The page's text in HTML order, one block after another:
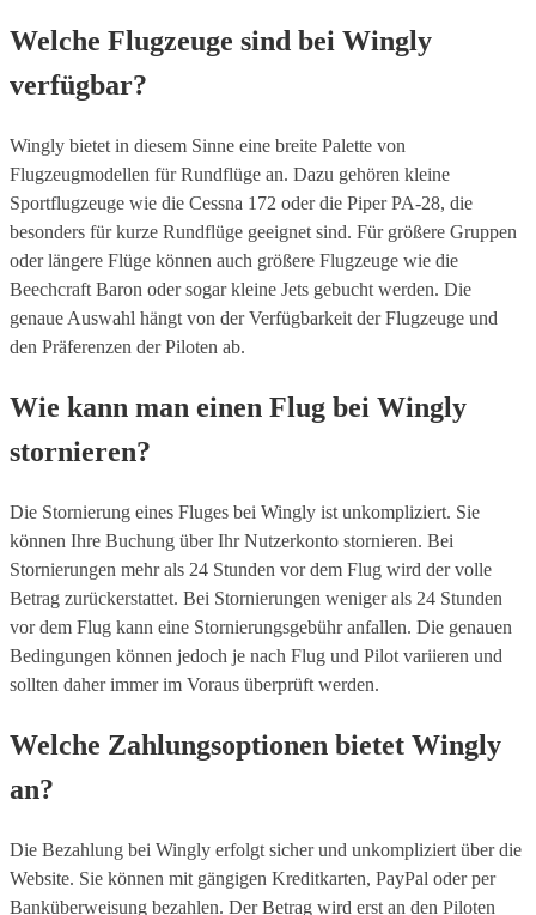
Welche Flugzeuge sind bei Wingly
verfügbar?
Wingly bietet in diesem Sinne eine breite Palette von
Flugzeugmodellen für Rundflüge an. Dazu gehören kleine
Sportflugzeuge wie die Cessna 172 oder die Piper PA-28, die
besonders für kurze Rundflüge geeignet sind. Für größere Gruppen
oder längere Flüge können auch größere Flugzeuge wie die
Beechcraft Baron oder sogar kleine Jets gebucht werden. Die
genaue Auswahl hängt von der Verfügbarkeit der Flugzeuge und
den Präferenzen der Piloten ab.
Wie kann man einen Flug bei Wingly
stornieren?
Die Stornierung eines Fluges bei Wingly ist unkompliziert. Sie
können Ihre Buchung über Ihr Nutzerkonto stornieren. Bei
Stornierungen mehr als 24 Stunden vor dem Flug wird der volle
Betrag zurückerstattet. Bei Stornierungen weniger als 24 Stunden
vor dem Flug kann eine Stornierungsgebühr anfallen. Die genauen
Bedingungen können jedoch je nach Flug und Pilot variieren und
sollten daher immer im Voraus überprüft werden.
Welche Zahlungsoptionen bietet Wingly
an?
Die Bezahlung bei Wingly erfolgt sicher und unkompliziert über die
Website. Sie können mit gängigen Kreditkarten, PayPal oder per
Banküberweisung bezahlen. Der Betrag wird erst an den Piloten